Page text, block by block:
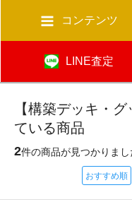
コンテンツ
LINE査定
【構築デッキ・
ている商品
2件の商品が見つかりまし
おすすめ順